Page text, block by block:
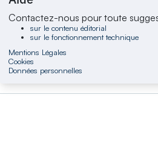
Contactez-nous pour toute
sur le contenu éditorial
sur le fonctionnement technique
Mentions Légales
Cookies
Données personnelles